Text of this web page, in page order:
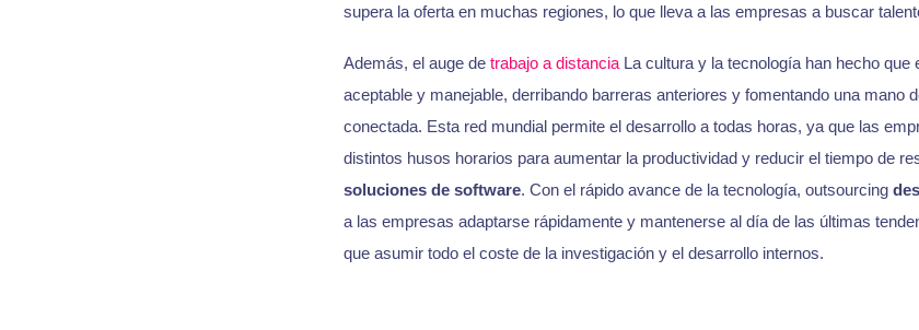
supera la oferta en muchas regiones, lo que lleva a las empresas a buscar
Además, el auge de trabajo a distanciaLa cultura y la tecnología han hecho que
aceptable y manejable, derribando barreras anteriores y fomentando una mano
conectada. Esta red mundial permite el desarrollo a todas horas, ya que las
distintos husos horarios para aumentar la productividad y reducir el tiempo de
soluciones de software. Con el rápido avance de la tecnología, outsourcing
a las empresas adaptarse rápidamente y mantenerse al día de las últimas
que asumir todo el coste de la investigación y el desarrollo internos.